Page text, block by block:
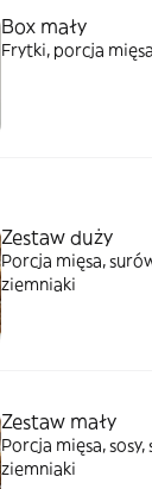
Box mały
Frytki, porcja
Zestaw duży
Porcja mięsa,
ziemniaki
Zestaw mały
Porcja mięsa,
ziemniaki